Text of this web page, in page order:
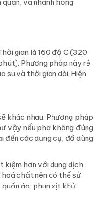
và nhanh hỏng
gian là 160 độ C (320
Phương pháp này rẻ
su và thời gian dài. Hiện
khác nhau. Phương pháp
vậy nếu pha không đúng
đến các dụng cụ, đồ dùng
kiệm hơn với dung dịch
chất nên có thể sử
áo; phun xịt khử